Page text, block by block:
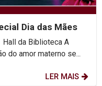
Dia das Mães
da Biblioteca A
do amor materno se...
LER MAIS